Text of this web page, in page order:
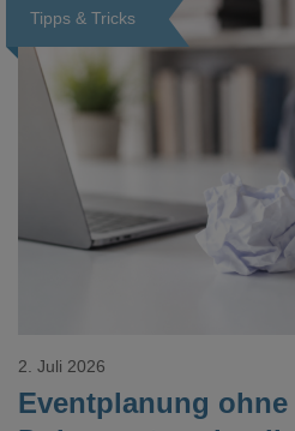
Tipps & Tricks
Eventplanung
2. Juli 2026